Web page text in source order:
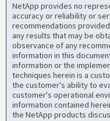
NetApp provides no
accuracy or reliability or
recommendations
any results that may be
observance of any
information in this
information or the
techniques herein is a
the customer's ability to
customer's operational
information contained
the NetApp products